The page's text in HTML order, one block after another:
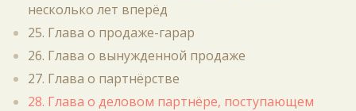
несколько лет вперёд
25. Глава о продаже-гарар
26. Глава о вынужденной продаже
27. Глава о партнёрстве
28. Глава о деловом партнёре, поступающем